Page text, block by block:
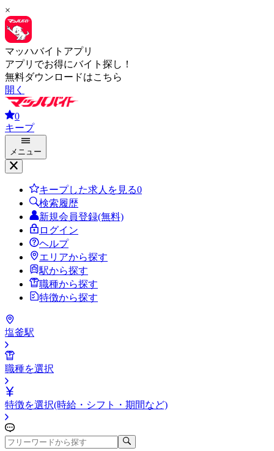
×
マッハバイトアプリ
アプリでお得にバイト探し！
無料ダウンロードはこちら
開く
0
キープ
メニュー
キープした求人を見る0
検索履歴
新規会員登録(無料)
ログイン
ヘルプ
エリアから探す
駅から探す
職種から探す
特徴から探す
塩釜駅
職種を選択
特徴を選択(時給・シフト・期間など)